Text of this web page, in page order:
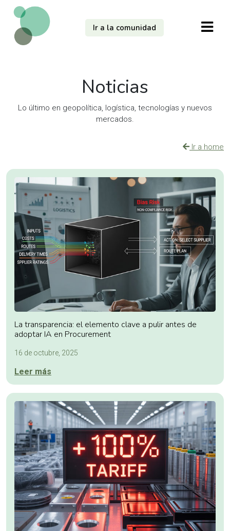
Ir a la comunidad
Noticias
Lo último en geopolítica, logística, tecnologías y nuevos
mercados.
Ir a home
La transparencia: el elemento clave a pulir antes de
adoptar IA en Procurement
16 de octubre, 2025
Leer más